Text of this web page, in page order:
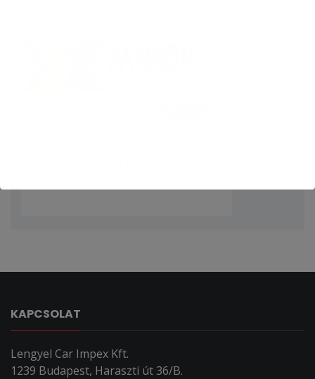
KAPCSOLAT
Lengyel Car Impex Kft.
1239 Budapest, Haraszti út 36/B.